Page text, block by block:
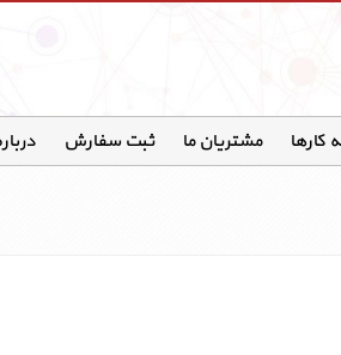
کارها مشتریان ما ثبت سفارش